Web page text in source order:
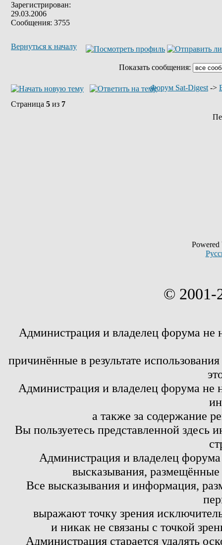
Зарегистрирован:
29.03.2006
Сообщения: 3755
Вернуться к началу
Показать сообщения:
Форум Sat-Digest ->
Страница 5 из 7
© 2001-
Администрация и владелец форума не
причинённые в результате
Администрация и владелец форума не
а также за содержание
Вы пользуетесь представленной здесь
Администрация и владелец
высказывания,
Все высказывания и информация,
выражают точку зрения
и никак не связаны с точкой
Администрация старается удалять